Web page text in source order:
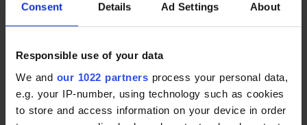
Consent Details Ad Settings About
Responsible use of your data
We and our 1022 partners process your personal data,
e.g. your IP-number, using technology such as cookies
to store and access information on your device in order
14. august
Adm. direktør på Egeskov Slot, formand for Fynsk
Laurits Rønn
63år15. august
Afgående viceadministrerende direktør, Dansk Erhverv
(1/7-2025)